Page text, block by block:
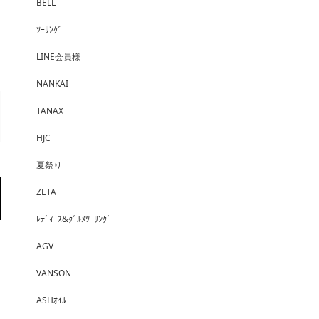
BELL
ﾂｰﾘﾝｸﾞ
LINE会員様
NANKAI
TANAX
HJC
夏祭り
ZETA
ﾚﾃﾞｨｰｽ&ｸﾞﾙﾒﾂｰﾘﾝｸﾞ
AGV
VANSON
ASHｵｲﾙ